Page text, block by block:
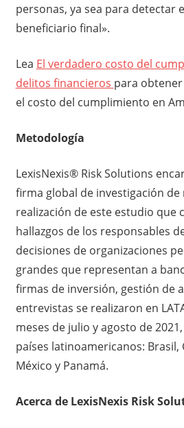
personas, ya sea para detectar
beneficiario final».
Lea El verdadero costo del
delitos financieros para
el costo del cumplimiento en
Metodología
LexisNexis® Risk Solutions
firma global de investigación de
realización de este estudio que
hallazgos de los responsables
decisiones de organizaciones
grandes que representan a
firmas de inversión, gestión de
entrevistas se realizaron en
meses de julio y agosto de
países latinoamericanos: Brasil,
México y Panamá.
Acerca de LexisNexis Risk